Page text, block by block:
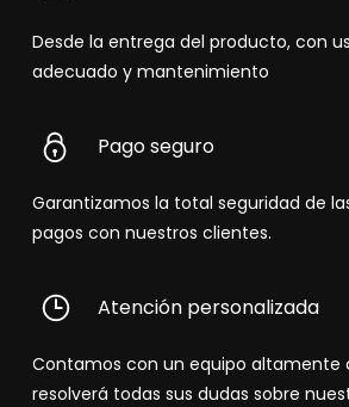
Desde la entrega del producto, con
adecuado y mantenimiento
Pago seguro
Garantizamos la total seguridad de
pagos con nuestros clientes.
Atención personalizada
Contamos con un equipo altamente
resolverá todas sus dudas sobre